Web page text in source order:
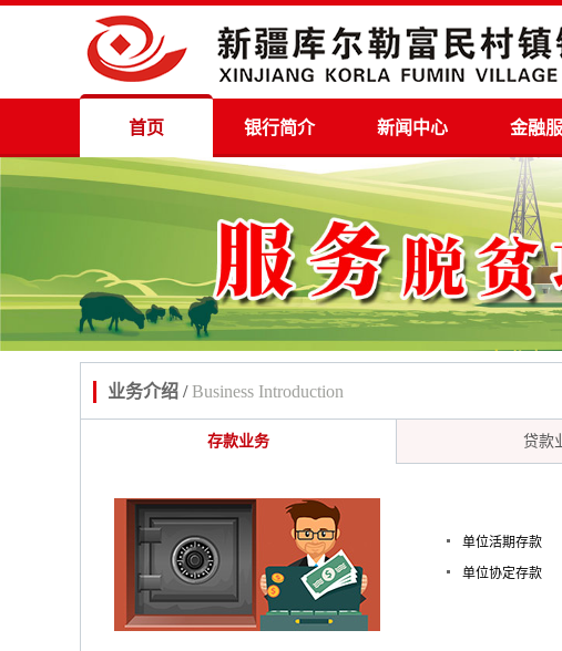
首页 银行简介 新闻中心 金融
业务介绍 /Business Introduction
存款业务 贷款
单位活期存款
单位协定存款